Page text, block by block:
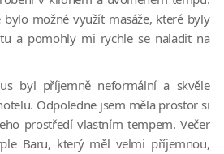
možné využít masáže, které byly
a pomohly mi rychle se naladit na
byl příjemně neformální a skvěle
Odpoledne jsem měla prostor si
prostředí vlastním tempem. Večer
Baru, který měl velmi příjemnou,